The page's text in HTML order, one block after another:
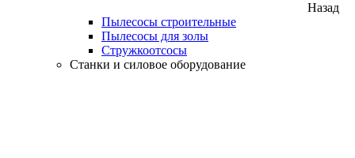
Назад
Пылесосы строительные
Пылесосы для золы
Стружкоотсосы
Станки и силовое оборудование